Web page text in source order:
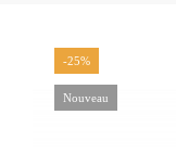
-25%
Nouveau